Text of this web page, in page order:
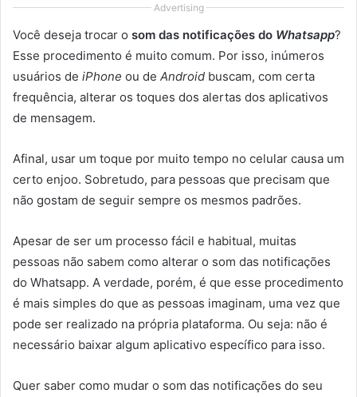
Advertising
Você deseja trocar o som das notificações do Whatsapp?
Esse procedimento é muito comum. Por isso, inúmeros
usuários de iPhone ou de Android buscam, com certa
frequência, alterar os toques dos alertas dos aplicativos
de mensagem.
Afinal, usar um toque por muito tempo no celular causa um
certo enjoo. Sobretudo, para pessoas que precisam que
não gostam de seguir sempre os mesmos padrões.
Apesar de ser um processo fácil e habitual, muitas
pessoas não sabem como alterar o som das notificações
do Whatsapp. A verdade, porém, é que esse procedimento
é mais simples do que as pessoas imaginam, uma vez que
pode ser realizado na própria plataforma. Ou seja: não é
necessário baixar algum aplicativo específico para isso.
Quer saber como mudar o som das notificações do seu